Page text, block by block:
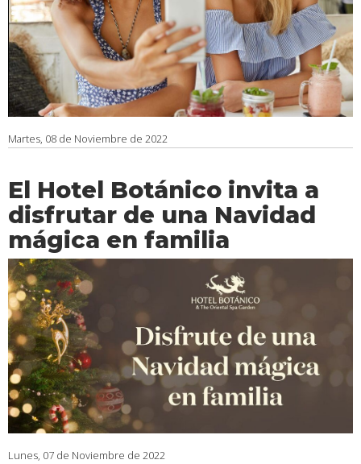
Martes, 08 de Noviembre de 2022
El Hotel Botánico invita a
disfrutar de una Navidad
mágica en familia
Lunes, 07 de Noviembre de 2022